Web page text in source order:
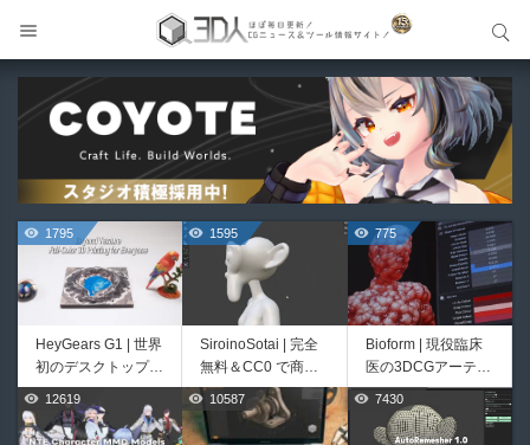
1795
HeyGears G1 | 世界
初のデスクトップ型
フルカラー3D＆UV
統合型プリンターが
登場！
1595
SiroinoSotai | 完全
無料＆CC0 で商用
利用OKなVRChat向
け共通素体3Dモデ
ルが正式リリース！
775
Bioform | 現役臨床
医の3DCGアーティ
ストが実際の解剖学
に基づいて構築した
プロシージャルな生
518 414
12619 10587 7430
サイト内検索